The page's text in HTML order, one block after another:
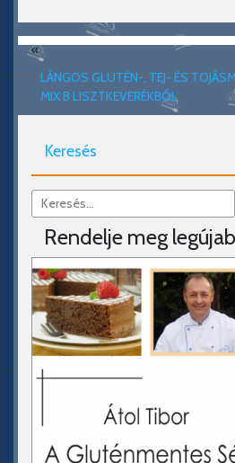
«
LÁNGOS GLUTÉN-, TEJ- ÉS
MIX B LISZTKEVERÉKBŐL
Keresés
Rendelje meg